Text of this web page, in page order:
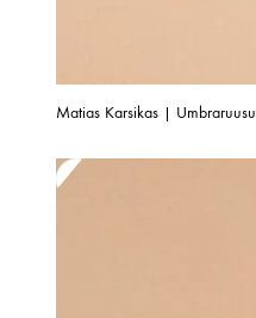
Matias Karsikas | Umbraruusu